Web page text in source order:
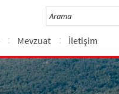
Mevzuat İletişim